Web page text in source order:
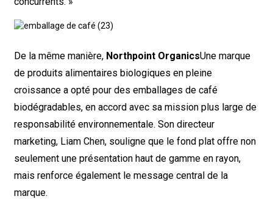
De la même manière, Northpoint OrganicsUne marque
de produits alimentaires biologiques en pleine
croissance a opté pour des emballages de café
biodégradables, en accord avec sa mission plus large de
responsabilité environnementale. Son directeur
marketing, Liam Chen, souligne que le fond plat offre non
seulement une présentation haut de gamme en rayon,
mais renforce également le message central de la
marque.